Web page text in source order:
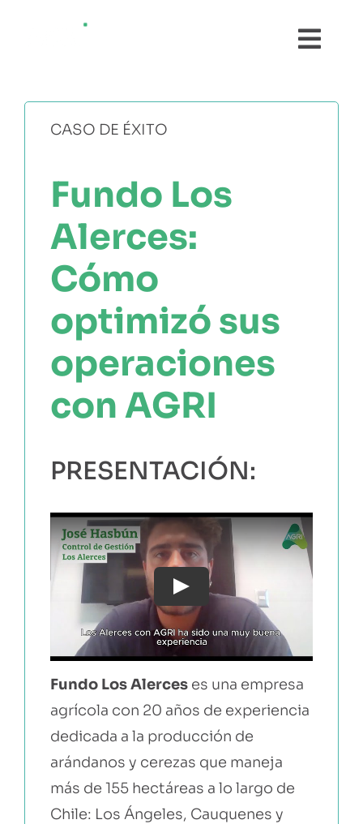
TESTIMONIOS
PRECIOS
CASO DE ÉXITO
Fundo Los
Alerces:
Cómo
optimizó sus
operaciones
con AGRI
PRESENTACIÓN:
Play
Fundo Los Alerces es una empresa
agrícola con 20 años de experiencia
dedicada a la producción de
arándanos y cerezas que maneja
más de 155 hectáreas a lo largo de
Chile: Los Ángeles, Cauquenes y